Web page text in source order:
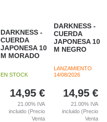
DARKNESS -
CUERDA
JAPONESA 10
M MORADO
EN STOCK
14,95 €
21.00% IVA
incluido (Precio
Venta
DARKNESS -
CUERDA
JAPONESA 10
M NEGRO
LANZAMIENTO
14/08/2026
14,95 €
21.00% IVA
incluido (Precio
Venta